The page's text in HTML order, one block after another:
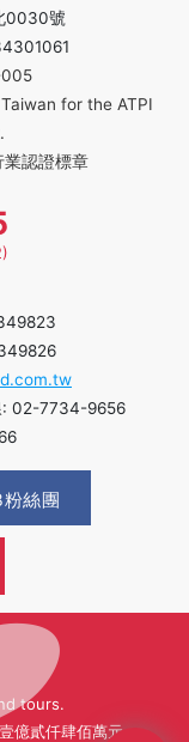
0030號
005
for the ATPI
業認證標章
: 02-7734-9656
粉絲團
tours.
億貳仟肆佰萬元